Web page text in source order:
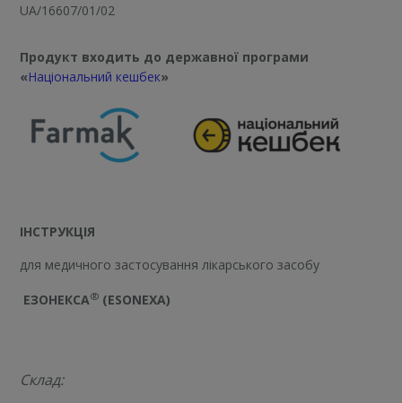
UA/16607/01/02
Продукт входить до державної програми
«Національний кешбек»
ІНСТРУКЦІЯ
для медичного застосування лікарського засобу
ЕЗОНЕКСА® (ESONEXA)
Склад: